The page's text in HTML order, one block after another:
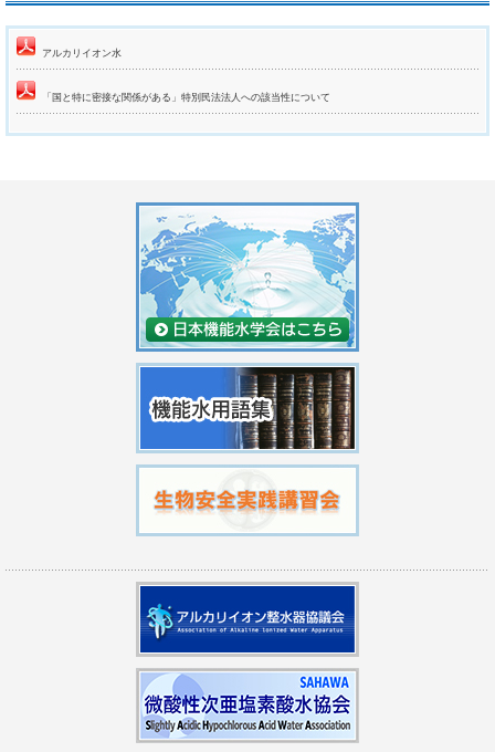
アルカリイオン水
「国と特に密接な関係がある」特別民法法人への該当性について